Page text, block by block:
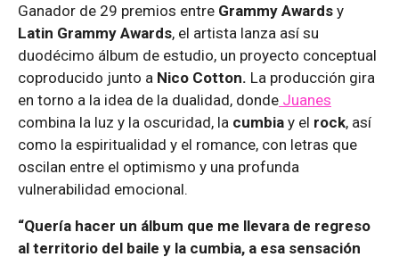
Ganador de 29 premios entre Grammy Awards y
Latin Grammy Awards, el artista lanza así su
duodécimo álbum de estudio, un proyecto conceptual
coproducido junto a Nico Cotton. La producción gira
en torno a la idea de la dualidad, donde Juanes
combina la luz y la oscuridad, la cumbia y el rock, así
como la espiritualidad y el romance, con letras que
oscilan entre el optimismo y una profunda
vulnerabilidad emocional.
“Quería hacer un álbum que me llevara de regreso
al territorio del baile y la cumbia, a esa sensación